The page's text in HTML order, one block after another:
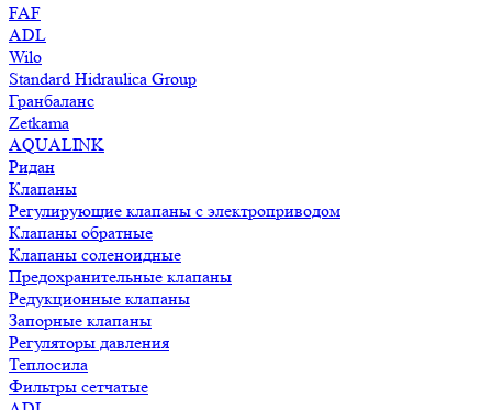
FAF
ADL
Wilo
Standard Hidraulica Group
Гранбаланс
Zetkama
AQUALINK
Ридан
Клапаны
Регулирующие клапаны с электроприводом
Клапаны обратные
Клапаны соленоидные
Предохранительные клапаны
Редукционные клапаны
Запорные клапаны
Регуляторы давления
Теплосила
Фильтры сетчатые